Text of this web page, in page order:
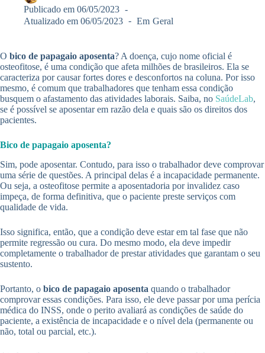
Publicado em 06/05/2023
Atualizado em 06/05/2023 Em Geral
O bico de papagaio aposenta? A doença, cujo nome oficial é
osteofitose, é uma condição que afeta milhões de brasileiros. Ela se
caracteriza por causar fortes dores e desconfortos na coluna. Por isso
mesmo, é comum que trabalhadores que tenham essa condição
busquem o afastamento das atividades laborais. Saiba, no SaúdeLab,
se é possível se aposentar em razão dela e quais são os direitos dos
pacientes.
Bico de papagaio aposenta?
Sim, pode aposentar. Contudo, para isso o trabalhador deve comprovar
uma série de questões. A principal delas é a incapacidade permanente.
Ou seja, a osteofitose permite a aposentadoria por invalidez caso
impeça, de forma definitiva, que o paciente preste serviços com
qualidade de vida.
Isso significa, então, que a condição deve estar em tal fase que não
permite regressão ou cura. Do mesmo modo, ela deve impedir
completamente o trabalhador de prestar atividades que garantam o seu
sustento.
Portanto, o bico de papagaio aposenta quando o trabalhador
comprovar essas condições. Para isso, ele deve passar por uma perícia
médica do INSS, onde o perito avaliará as condições de saúde do
paciente, a existência de incapacidade e o nível dela (permanente ou
não, total ou parcial, etc.).